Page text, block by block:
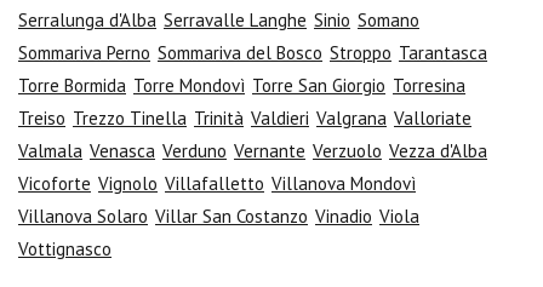
Serralunga d'Alba Serravalle Langhe Sinio Somano
Sommariva Perno Sommariva del Bosco Stroppo Tarantasca
Torre Bormida Torre Mondovì Torre San Giorgio Torresina
Treiso Trezzo Tinella Trinità Valdieri Valgrana Valloriate
Valmala Venasca Verduno Vernante Verzuolo Vezza d'Alba
Vicoforte Vignolo Villafalletto Villanova Mondovì
Villanova Solaro Villar San Costanzo Vinadio Viola
Vottignasco